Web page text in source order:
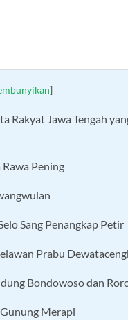
]
Rakyat Jawa Tengah
Pening
Sang Penangkap Petir
Prabu
Bondowoso dan
Merapi